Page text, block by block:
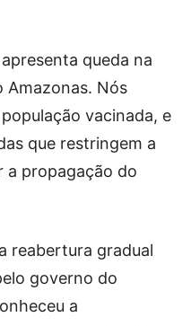
queda na
Amazonas. Nós
vacinada, e
que restringem a
a propagação do
reabertura gradual
governo do
a